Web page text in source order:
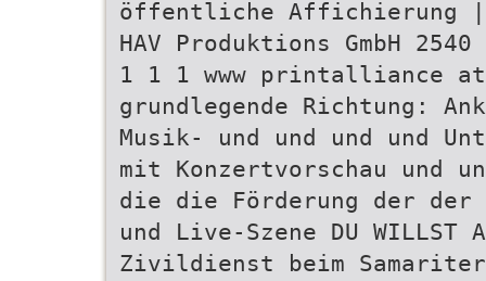
öffentliche Affichierung
HAV Produktions GmbH
1 1 1 www printalliance
grundlegende Richtung:
Musik- und und und und
mit Konzertvorschau und
die die Förderung der der
und Live-Szene DU WILLST
Zivildienst beim